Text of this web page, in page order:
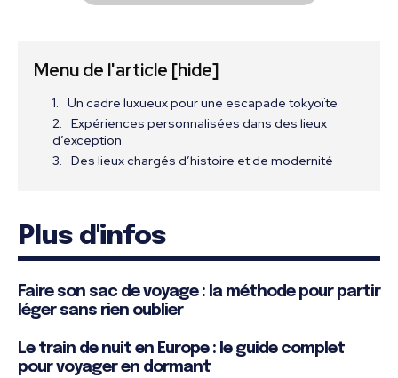
Menu de l'article [hide]
Un cadre luxueux pour une escapade tokyoïte
Expériences personnalisées dans des lieux
d’exception
Des lieux chargés d’histoire et de modernité
Plus d'infos
Faire son sac de voyage : la méthode pour partir
léger sans rien oublier
Le train de nuit en Europe : le guide complet
pour voyager en dormant